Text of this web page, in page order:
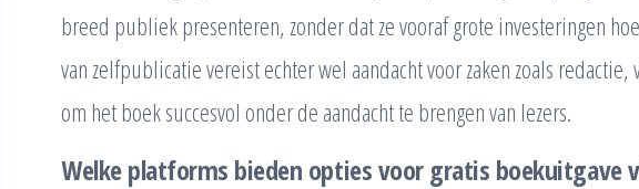
breed publiek presenteren, zonder dat ze vooraf grote investeringen
van zelfpublicatie vereist echter wel aandacht voor zaken zoals
om het boek succesvol onder de aandacht te brengen van lezers.
Welke platforms bieden opties voor gratis boekuitgave